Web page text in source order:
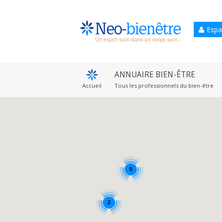
Accueil
ANNUAIRE BIEN-ÊTRE
Tous les professionnels du bien-être
5
2